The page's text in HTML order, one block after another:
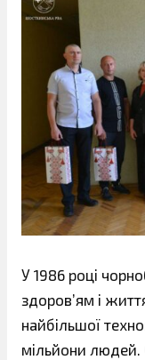
У 1986 році
здоров’ям і
найбільшої
мільйони людей.